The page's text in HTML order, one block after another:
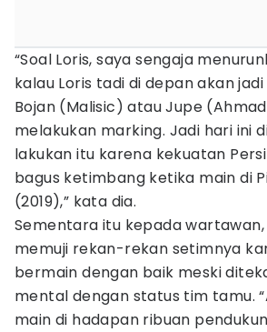
“Soal Loris, saya sengaja
kalau Loris tadi di depan akan
Bojan (Malisic) atau Jupe
melakukan marking. Jadi hari ini
lakukan itu karena kekuatan
bagus ketimbang ketika main di
(2019),” kata dia.
Sementara itu kepada wartawan,
memuji rekan-rekan setimnya
bermain dengan baik meski
mental dengan status tim tamu.
main di hadapan ribuan